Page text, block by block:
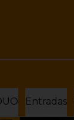
Entradas